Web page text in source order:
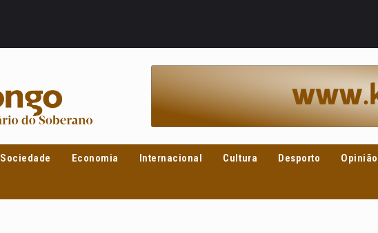
Sociedade Economia Internacional Cultura Desporto Opinião